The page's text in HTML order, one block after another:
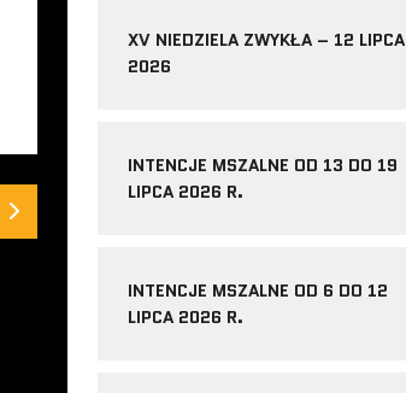
XV NIEDZIELA ZWYKŁA – 12 LIPCA
2026
INTENCJE MSZALNE OD 13 DO 19
LIPCA 2026 R.
INTENCJE MSZALNE OD 6 DO 12
LIPCA 2026 R.